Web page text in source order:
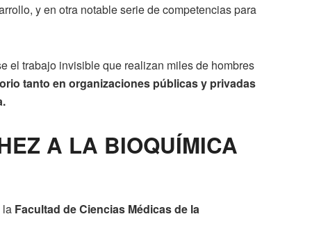
y en otra notable serie de competencias para
el trabajo invisible que realizan miles de hombres
tanto en organizaciones públicas y privadas
A LA BIOQUÍMICA
la Facultad de Ciencias Médicas de la